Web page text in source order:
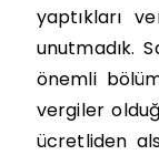
yaptıkları
unutmadık.
önemli
vergiler
ücretliden